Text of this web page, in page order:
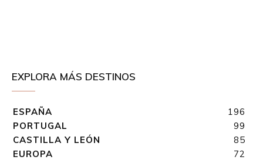
EXPLORA MÁS DESTINOS
ESPAÑA
196
PORTUGAL
99
CASTILLA Y LEÓN
85
EUROPA
72